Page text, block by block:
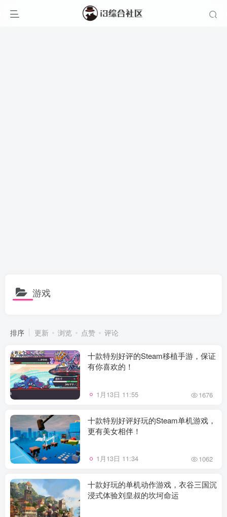
游戏
排序 更新 浏览 点赞 评论
十款特别好评的Steam移植手游，保证
有你喜欢的！
1月13日 11:55 1676
十款特别好评好玩的Steam单机游戏，
更有美女相伴！
1月13日 11:34 1062
十款好玩的单机动作游戏，衣谷三国沉
浸式体验刘皇叔的坎坷命运